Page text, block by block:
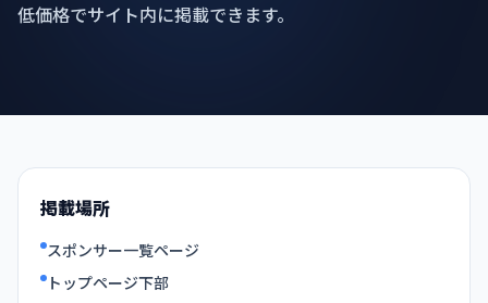
低価格でサイト内に掲載できます。
掲載場所
スポンサー一覧ページ
トップページ下部